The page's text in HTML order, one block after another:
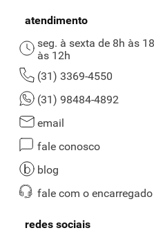
atendimento
seg. à sexta de 8h às
às 12h
(31) 3369-4550
(31) 98484-4892
email
fale conosco
blog
fale com o
redes sociais